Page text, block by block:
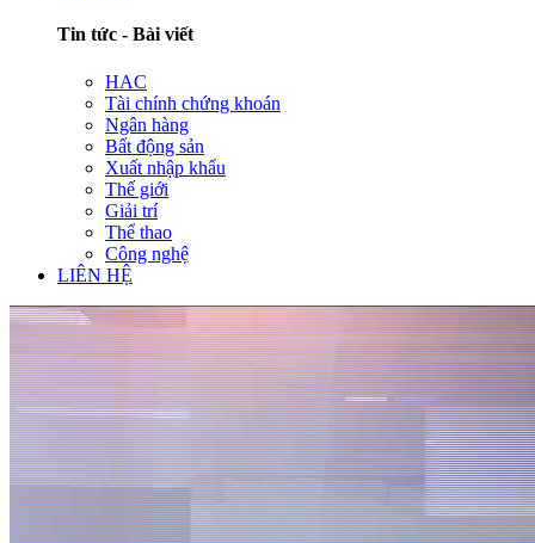
Tin tức - Bài viết
HAC
Tài chính chứng khoán
Ngân hàng
Bất động sản
Xuất nhập khẩu
Thế giới
Giải trí
Thể thao
Công nghệ
LIÊN HỆ